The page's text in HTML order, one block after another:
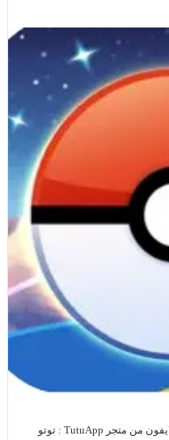
تحميل بوكيمون جو مهكرة للاندرويد و الايفون من متجر TutuApp : توتو